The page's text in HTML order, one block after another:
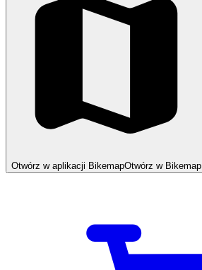
Otwórz w aplikacji BikemapOtwórz w Bikemap